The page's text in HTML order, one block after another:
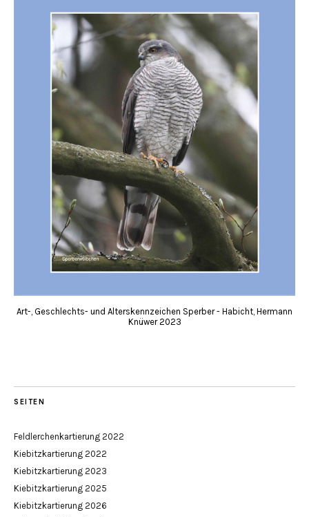
Art-, Geschlechts- und Alterskennzeichen Sperber - Habicht, Hermann
Knüwer 2023
SEITEN
Feldlerchenkartierung 2022
Kiebitzkartierung 2022
Kiebitzkartierung 2023
Kiebitzkartierung 2025
Kiebitzkartierung 2026